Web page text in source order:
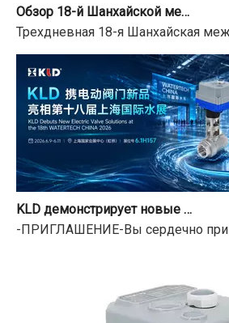
Трехдневная 18-я Шанхайская
-ПРИГЛАШЕНИЕ-Вы сердечно